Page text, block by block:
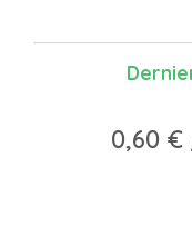
0,60 €